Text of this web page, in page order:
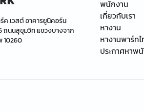
ร์ค เวสต์ อาคารยูนิคอร์น
ถนนสุขุมวิท แขวงบางจาก
10260
พนักงาน
เกี่ยวกับเรา
หางาน
หางานพาร์ท
ประกาศหาพ